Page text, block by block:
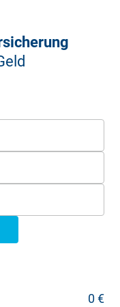
dient der
0 €